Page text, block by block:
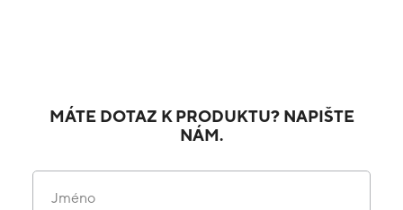
MÁTE DOTAZ K PRODUKTU? NAPIŠTE
NÁM.
Jméno